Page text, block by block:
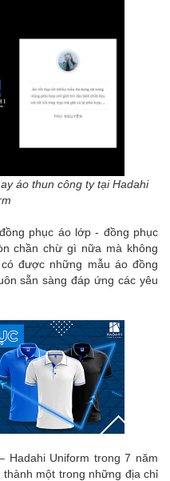
áo thun công ty tại Hadahi
phục áo lớp - đồng phục
chần chừ gì nữa mà không
được những mẫu áo đồng
sẵn sàng đáp ứng các yêu
Hadahi Uniform trong 7 năm
một trong những địa chỉ